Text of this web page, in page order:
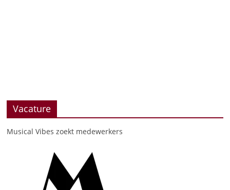
Vacature
Musical Vibes zoekt medewerkers